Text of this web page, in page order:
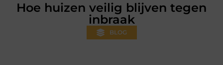
Hoe huizen veilig blijven tegen
inbraak
BLOG